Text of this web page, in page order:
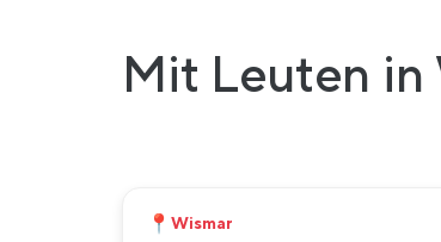
Mit Leuten in
📍 Wismar